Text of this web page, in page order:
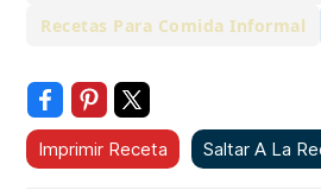
Recetas Para Comida Informal
Imprimir Receta Saltar A La